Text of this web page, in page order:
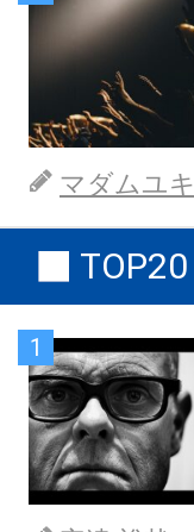
マダムユキ
TOP20
1